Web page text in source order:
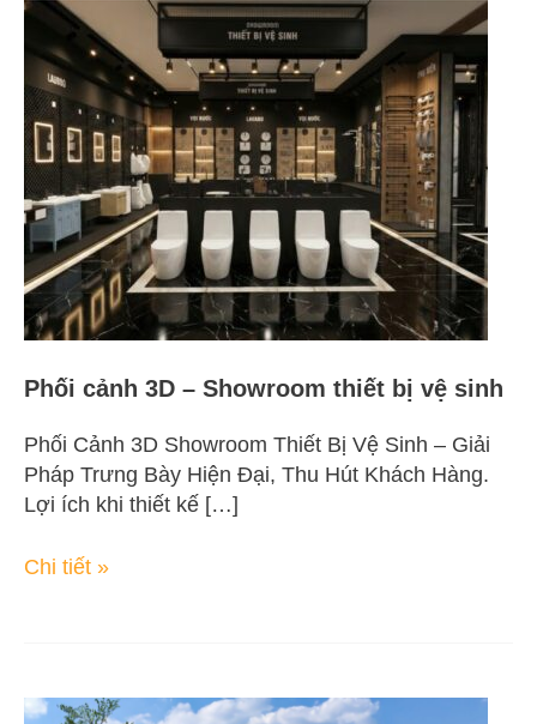
Phối cảnh 3D – Showroom thiết bị vệ sinh
Phối Cảnh 3D Showroom Thiết Bị Vệ Sinh – Giải
Pháp Trưng Bày Hiện Đại, Thu Hút Khách Hàng.
Lợi ích khi thiết kế […]
Phối
cảnh
3D
–
Showroom
thiết
bị
vệ
sinh
Chi tiết »
Phối